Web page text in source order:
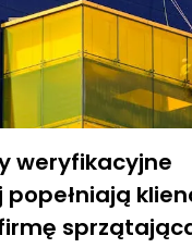
weryfikacyjne
popełniają